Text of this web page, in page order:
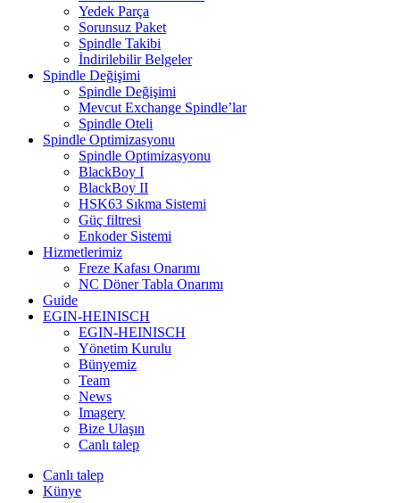
Yedek Parça
Sorunsuz Paket
Spindle Takibi
İndirilebilir Belgeler
Spindle Değişimi
Spindle Değişimi
Mevcut Exchange Spindle’lar
Spindle Oteli
Spindle Optimizasyonu
Spindle Optimizasyonu
BlackBoy I
BlackBoy II
HSK63 Sıkma Sistemi
Güç filtresi
Enkoder Sistemi
Hizmetlerimiz
Freze Kafası Onarımı
NC Döner Tabla Onarımı
Guide
EGIN-HEINISCH
EGIN-HEINISCH
Yönetim Kurulu
Bünyemiz
Team
News
Imagery
Bize Ulaşın
Canlı talep
Canlı talep
Künye